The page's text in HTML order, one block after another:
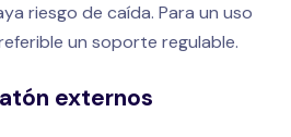
riesgo de caída. Para un uso
un soporte regulable.
externos